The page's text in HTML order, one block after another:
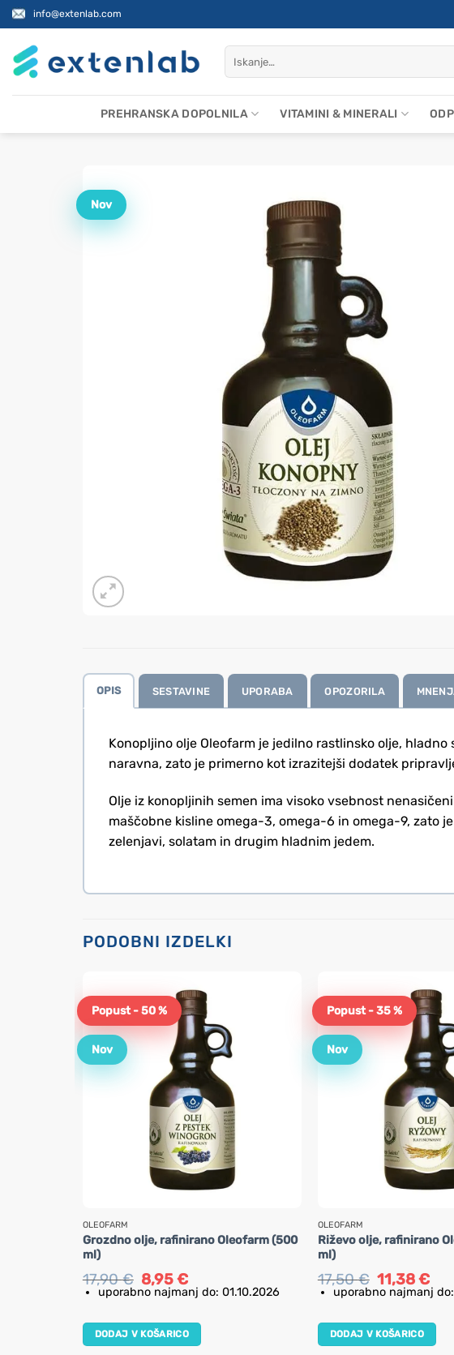
Skoči
na
vsebino
info@extenlab.com
PREHRANSKA DOPOLNILA VITAMINI & MINERALI
Nov
OPIS SESTAVINE UPORABA OPOZORILA
Konopljino olje Oleofarm je jedilno rastlinsko olje,
naravna, zato je primerno kot izrazitejši dodatek
Olje iz konopljinih semen ima visoko vsebnost
maščobne kisline omega-3, omega-6 in omega-9, zato
zelenjavi, solatam in drugim hladnim jedem.
PODOBNI IZDELKI
Popust - 50 %
Nov
OLEOFARM
Grozdno olje, rafinirano Oleofarm (500
ml)
17,90€
Izvirna
cena
je
17,90 €.
8,95€Trenutna
cena
je:
uporabno najmanj do: 01.10.2026
DODAJ V KOŠARICO
Popust - 35 %
Nov
OLEOFARM
Riževo olje, rafinirano
ml)
17,50€ Izvirna
cena
je
17,50 €.
11,38€cena
je:
uporabno najmanj do:
DODAJ V KOŠARICO